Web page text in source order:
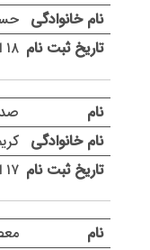
۱۸ اردیبهشت ۱۴۰۱
۱۷ اردیبهشت ۱۴۰۱